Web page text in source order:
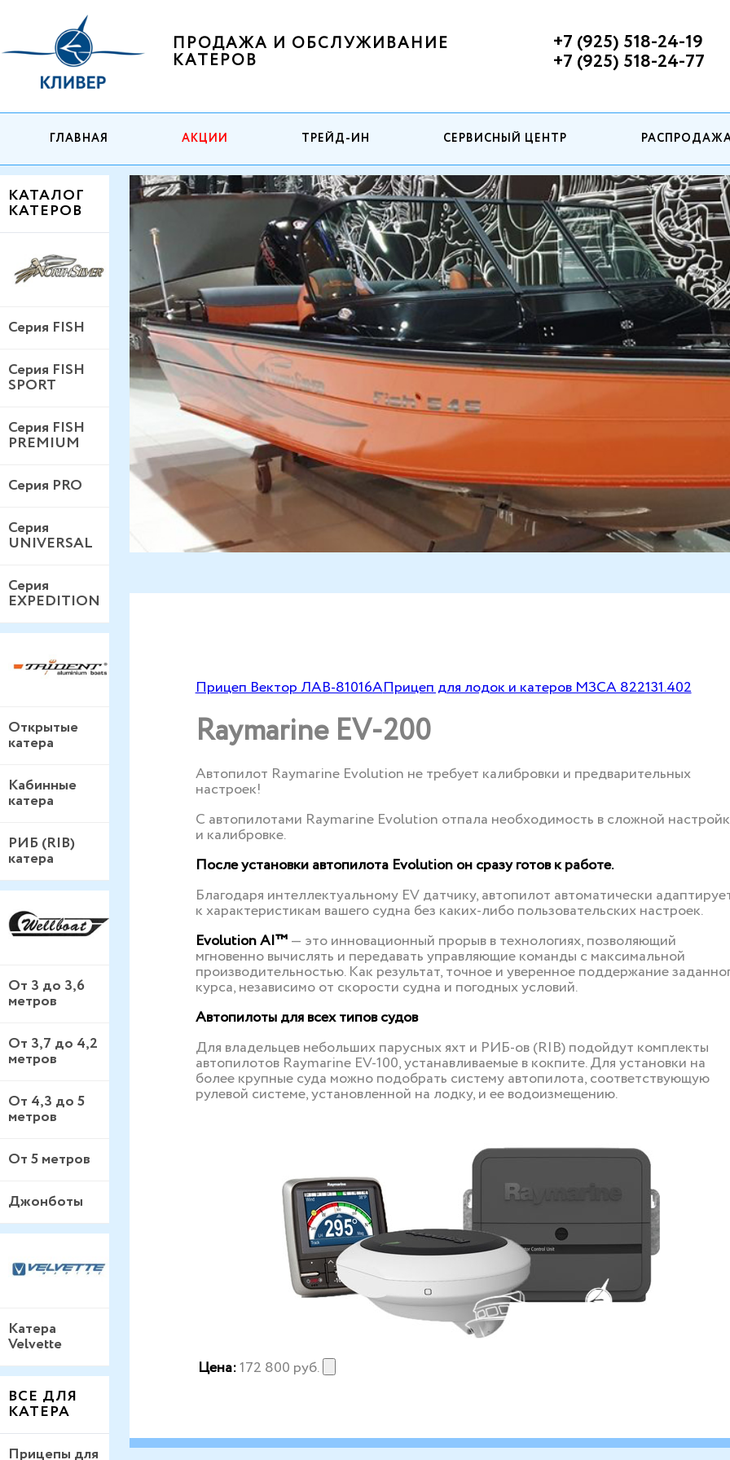
ПРОДАЖА И ОБСЛУЖИВАНИЕ
КАТЕРОВ
+7 (925) 518-24-19
+7 (925) 518-24-77
ГЛАВНАЯ АКЦИИ ТРЕЙД-ИН СЕРВИСНЫЙ ЦЕНТР
КАТАЛОГ
КАТЕРОВ
Серия FISH
Серия FISH
SPORT
Серия FISH
PREMIUM
Серия PRO
Серия
UNIVERSAL
Серия
EXPEDITION
Открытые
катера
Кабинные
катера
РИБ (RIB)
катера
От 3 до 3,6
метров
От 3,7 до 4,2
метров
От 4,3 до 5
метров
От 5 метров
Джонботы
Катера
Velvette
ВСЕ ДЛЯ
КАТЕРА
Прицепы для
Прицеп Вектор ЛАВ-81016АПрицеп для лодок и катеров МЗСА 822131.402
Raymarine EV-200
Автопилот Raymarine Evolution не требует калибровки и предварительных
настроек!
С автопилотами Raymarine Evolution отпала необходимость в сложной
и калибровке.
После установки автопилота Evolution он сразу готов к работе.
Благодаря интеллектуальному EV датчику, автопилот автоматически
к характеристикам вашего судна без каких-либо пользовательских настроек.
Evolution AI™— это инновационный прорыв в технологиях, позволяющий
мгновенно вычислять и передавать управляющие команды с максимальной
производительностью. Как результат, точное и уверенное поддержание
курса, независимо от скорости судна и погодных условий.
Автопилоты для всех типов судов
Для владельцев небольших парусных яхт и РИБ-ов (RIB) подойдут комплекты
автопилотов Raymarine EV-100, устанавливаемые в кокпите. Для установки на
более крупные суда можно подобрать систему автопилота, соответствующую
рулевой системе, установленной на лодку, и ее водоизмещению.
Цена:172 800 руб.